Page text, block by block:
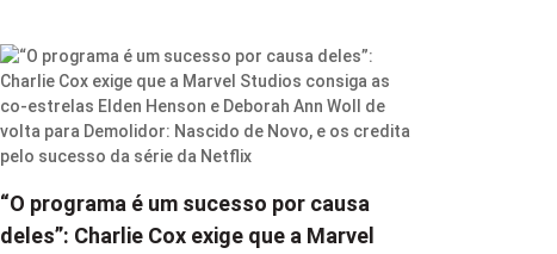
“O programa é um sucesso por causa
deles”: Charlie Cox exige que a Marvel